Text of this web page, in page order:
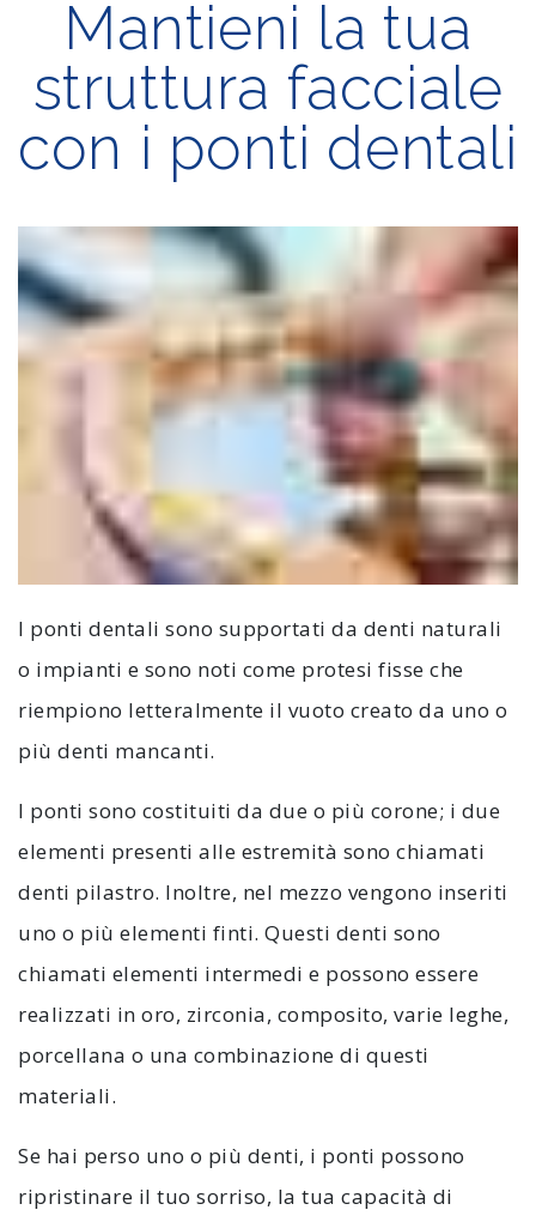
Mantieni la tua
struttura facciale
con i ponti dentali
I ponti dentali sono supportati da denti naturali
o impianti e sono noti come protesi fisse che
riempiono letteralmente il vuoto creato da uno o
più denti mancanti.
I ponti sono costituiti da due o più corone; i due
elementi presenti alle estremità sono chiamati
denti pilastro. Inoltre, nel mezzo vengono inseriti
uno o più elementi finti. Questi denti sono
chiamati elementi intermedi e possono essere
realizzati in oro, zirconia, composito, varie leghe,
porcellana o una combinazione di questi
materiali.
Se hai perso uno o più denti, i ponti possono
ripristinare il tuo sorriso, la tua capacità di